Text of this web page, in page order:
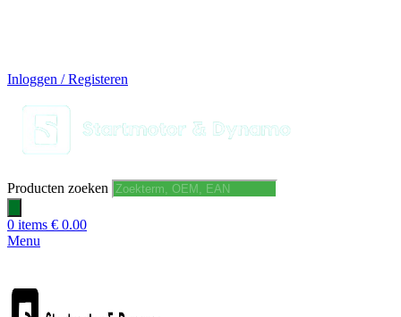
Inloggen / Registeren
Producten zoeken
0 items € 0.00
Menu